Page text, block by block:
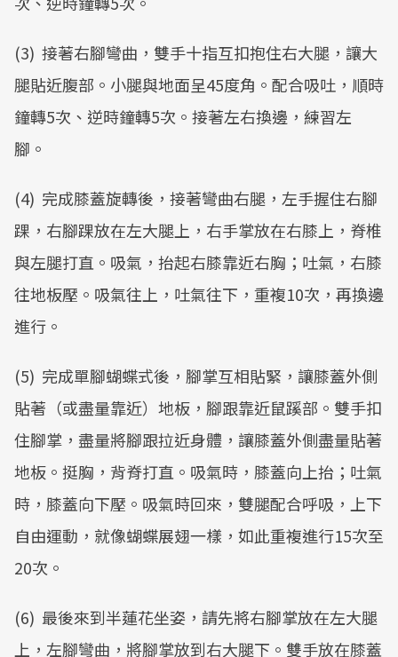
(3) 接著右腳彎曲，雙手十指互扣抱住右大腿，讓大
腿貼近腹部。小腿與地面呈45度角。配合吸吐，順時
鐘轉5次、逆時鐘轉5次。接著左右換邊，練習左
腳。
(4) 完成膝蓋旋轉後，接著彎曲右腿，左手握住右腳
踝，右腳踝放在左大腿上，右手掌放在右膝上，脊椎
與左腿打直。吸氣，抬起右膝靠近右胸；吐氣，右膝
往地板壓。吸氣往上，吐氣往下，重複10次，再換邊
進行。
(5) 完成單腳蝴蝶式後，腳掌互相貼緊，讓膝蓋外側
貼著（或盡量靠近）地板，腳跟靠近鼠蹊部。雙手扣
住腳掌，盡量將腳跟拉近身體，讓膝蓋外側盡量貼著
地板。挺胸，背脊打直。吸氣時，膝蓋向上抬；吐氣
時，膝蓋向下壓。吸氣時回來，雙腿配合呼吸，上下
自由運動，就像蝴蝶展翅一樣，如此重複進行15次至
20次。
(6) 最後來到半蓮花坐姿，請先將右腳掌放在左大腿
上，左腳彎曲，將腳掌放到右大腿下。雙手放在膝蓋